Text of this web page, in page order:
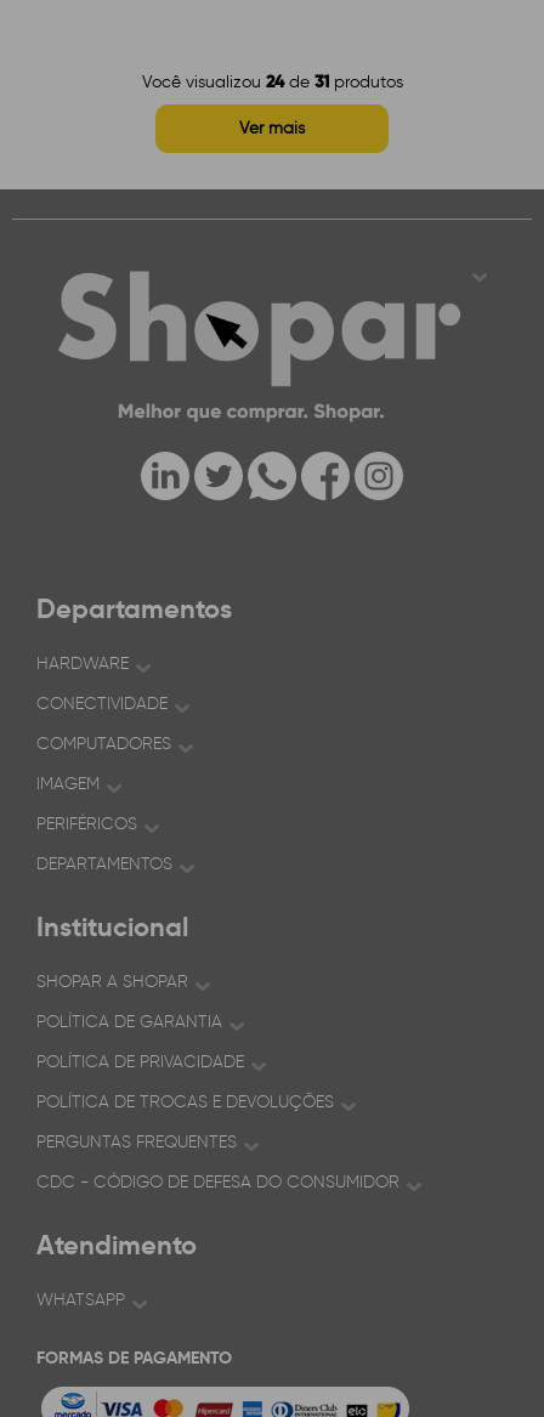
Você visualizou 24de 31produtos
Ver mais
Departamentos
HARDWARE
CONECTIVIDADE
COMPUTADORES
IMAGEM
PERIFÉRICOS
DEPARTAMENTOS
Institucional
SHOPAR A SHOPAR
POLÍTICA DE GARANTIA
POLÍTICA DE PRIVACIDADE
POLÍTICA DE TROCAS E DEVOLUÇÕES
PERGUNTAS FREQUENTES
CDC - CÓDIGO DE DEFESA DO CONSUMIDOR
Atendimento
WHATSAPP
FORMAS DE PAGAMENTO